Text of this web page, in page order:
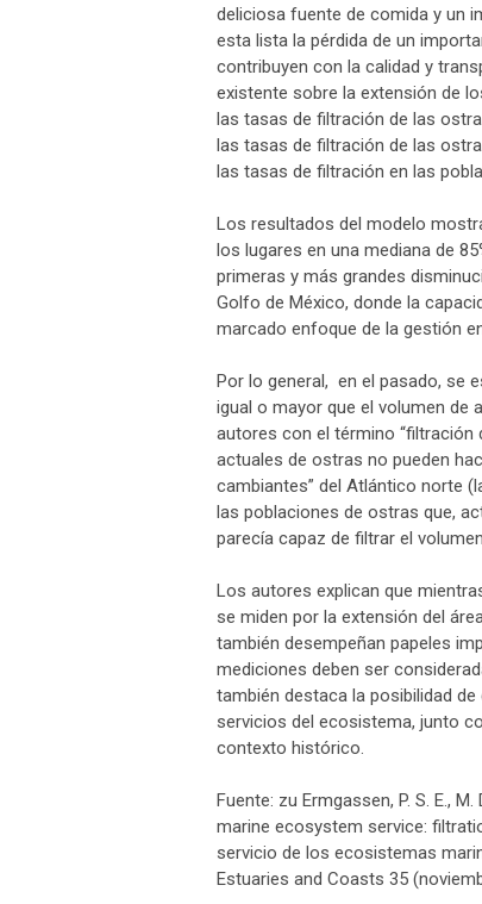
deliciosa fuente de comida y un
esta lista la pérdida de un
contribuyen con la calidad y
existente sobre la extensión de
las tasas de filtración de las
las tasas de filtración de las
las tasas de filtración en las
Los resultados del modelo
los lugares en una mediana de
primeras y más grandes
Golfo de México, donde la
marcado enfoque de la gestión
Por lo general, en el pasado, se
igual o mayor que el volumen de
autores con el término “filtración
actuales de ostras no pueden
cambiantes” del Atlántico norte
las poblaciones de ostras que,
parecía capaz de filtrar el
Los autores explican que
se miden por la extensión del
también desempeñan papeles
mediciones deben ser
también destaca la posibilidad
servicios del ecosistema, junto
contexto histórico.
Fuente: zu Ermgassen, P. S. E.,
marine ecosystem service:
servicio de los ecosistemas
Estuaries and Coasts 35